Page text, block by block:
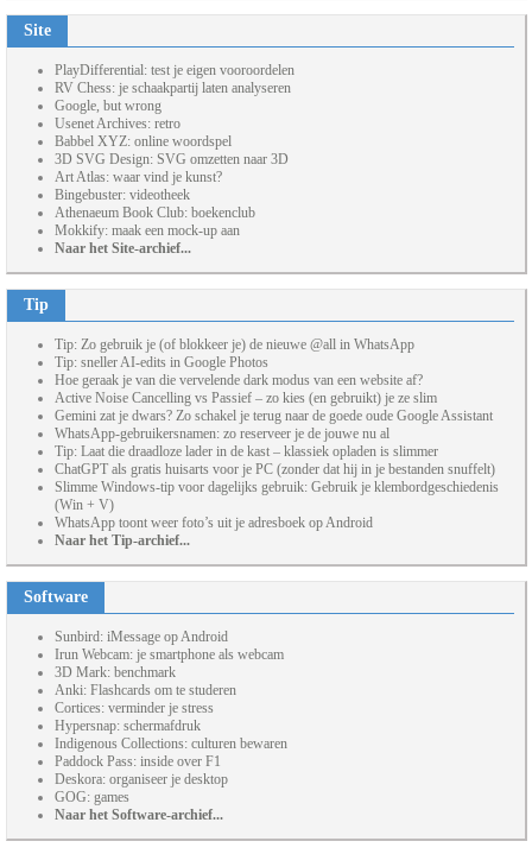
Site
PlayDifferential: test je eigen vooroordelen
RV Chess: je schaakpartij laten analyseren
Google, but wrong
Usenet Archives: retro
Babbel XYZ: online woordspel
3D SVG Design: SVG omzetten naar 3D
Art Atlas: waar vind je kunst?
Bingebuster: videotheek
Athenaeum Book Club: boekenclub
Mokkify: maak een mock-up aan
Naar het Site-archief...
Tip
Tip: Zo gebruik je (of blokkeer je) de nieuwe @all in WhatsApp
Tip: sneller AI-edits in Google Photos
Hoe geraak je van die vervelende dark modus van een website af?
Active Noise Cancelling vs Passief – zo kies (en gebruikt) je ze slim
Gemini zat je dwars? Zo schakel je terug naar de goede oude Google Assistant
WhatsApp-gebruikersnamen: zo reserveer je de jouwe nu al
Tip: Laat die draadloze lader in de kast – klassiek opladen is slimmer
ChatGPT als gratis huisarts voor je PC (zonder dat hij in je bestanden snuffelt)
Slimme Windows-tip voor dagelijks gebruik: Gebruik je klembordgeschiedenis
(Win + V)
WhatsApp toont weer foto’s uit je adresboek op Android
Naar het Tip-archief...
Software
Sunbird: iMessage op Android
Irun Webcam: je smartphone als webcam
3D Mark: benchmark
Anki: Flashcards om te studeren
Cortices: verminder je stress
Hypersnap: schermafdruk
Indigenous Collections: culturen bewaren
Paddock Pass: inside over F1
Deskora: organiseer je desktop
GOG: games
Naar het Software-archief...